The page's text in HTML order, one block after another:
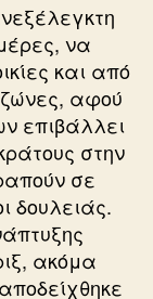
να
και από
ζώνες, αφού
επιβάλλει
στην
σε
δουλειάς.
ακόμα